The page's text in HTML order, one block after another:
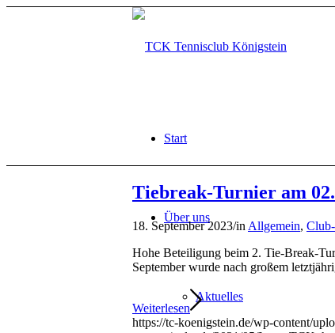
Start
Über uns
Aktuelles
Tiebreak-Turnier am
18. September 2023/in Allgemein,
Hohe Beteiligung beim 2. Tie-Break-
September wurde nach großem
Weiterlesen
https://tc-koenigstein.de/wp-content/